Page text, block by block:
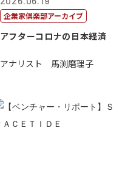
企業家倶楽部アーカイブ
アフターコロナの日本経済
アナリスト 馬渕磨理子